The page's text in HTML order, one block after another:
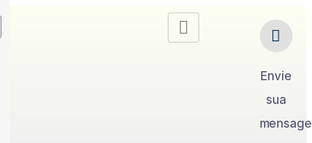
Envie
sua